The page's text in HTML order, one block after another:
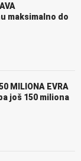
maksimalno do
MILIONA EVRA
još 150 miliona